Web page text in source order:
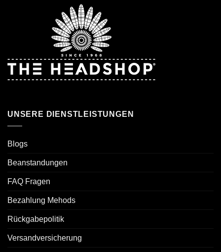
UNSERE DIENSTLEISTUNGEN
Blogs
Beanstandungen
FAQ Fragen
Bezahlung Mehods
Rückgabepolitik
Versandversicherung